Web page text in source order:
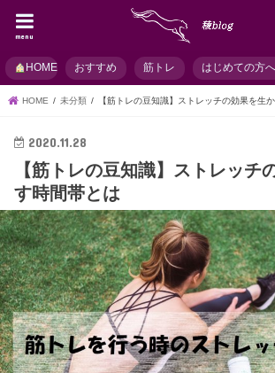
menu
HOME おすすめ 筋トレ はじめての方へ
HOME 未分類 【筋トレの豆知識】ストレッチの効果を生
2020.11.28
【筋トレの豆知識】ストレッチ
す時間帯とは